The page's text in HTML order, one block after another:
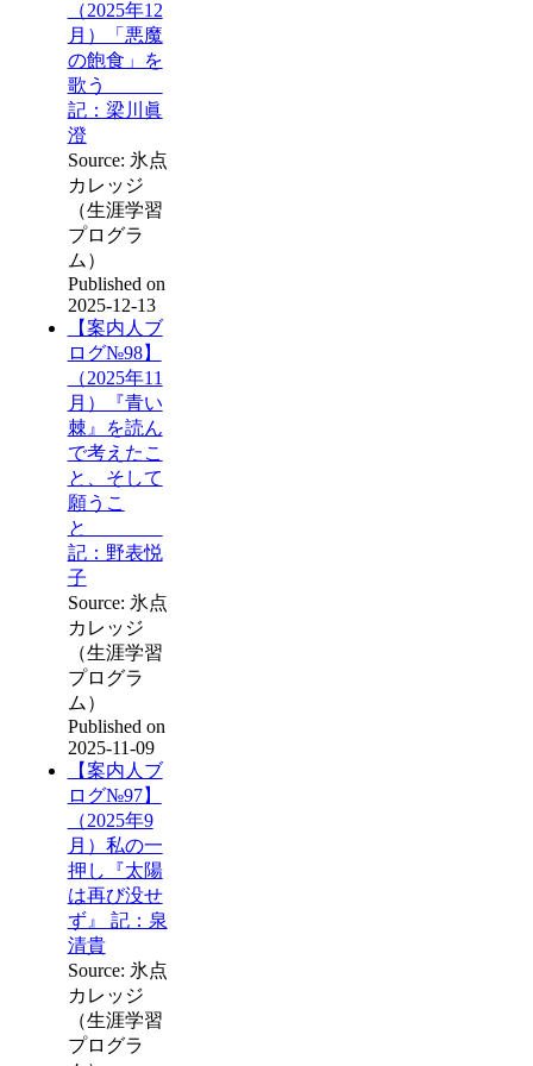
（2025年12
月）「悪魔
の飽食」を
歌う
記：梁川眞
澄
Source: 氷点
カレッジ
（生涯学習
プログラ
ム）
Published on
2025-12-13
【案内人ブ
ログ№98】
（2025年11
月）『青い
棘』を読ん
で考えたこ
と、そして
願うこ
と
記：野表悦
子
Source: 氷点
カレッジ
（生涯学習
プログラ
ム）
Published on
2025-11-09
【案内人ブ
ログ№97】
（2025年9
月）私の一
押し『太陽
は再び没せ
ず』 記：泉
清貴
Source: 氷点
カレッジ
（生涯学習
プログラ